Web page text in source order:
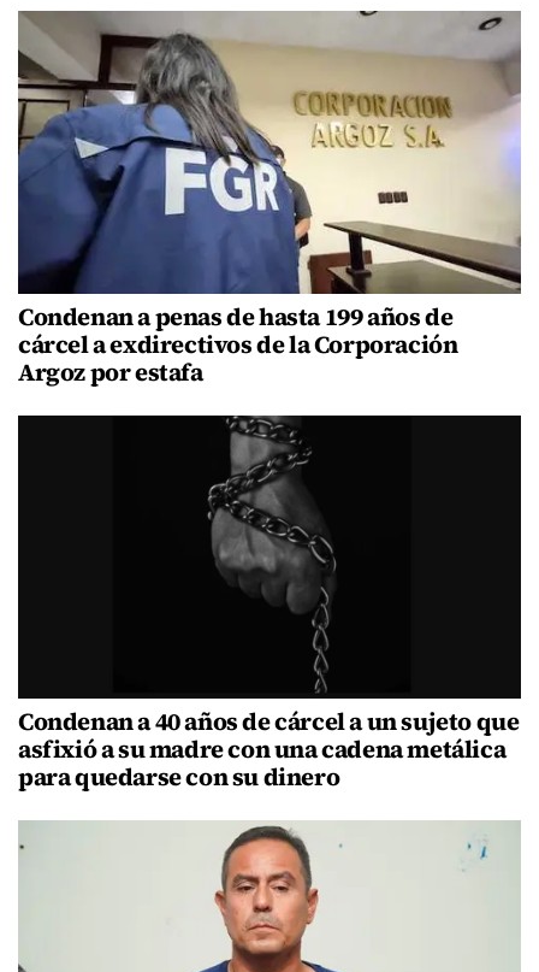
Condenan a penas de hasta 199 años de
cárcel a exdirectivos de la Corporación
Argoz por estafa
Condenan a 40 años de cárcel a un sujeto que
asfixió a su madre con una cadena metálica
para quedarse con su dinero